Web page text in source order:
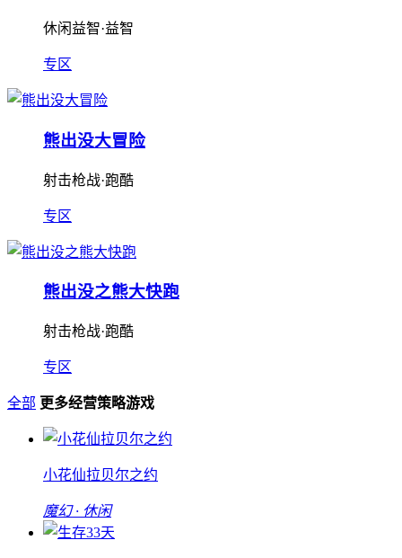
休闲益智·益智
专区
熊出没大冒险
射击枪战·跑酷
专区
熊出没之熊大快跑
射击枪战·跑酷
专区
全部 更多经营策略游戏
小花仙拉贝尔之约
魔幻 · 休闲